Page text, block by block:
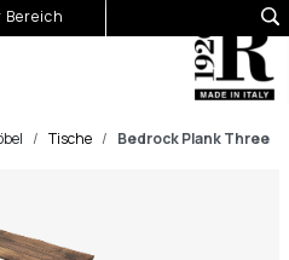
Tische Bedrock Plank Three